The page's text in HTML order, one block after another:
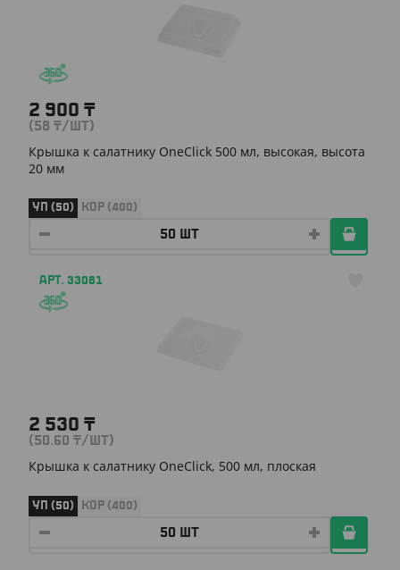
2 900 ₸
(58 ₸/ШТ)
Крышка к салатнику OneClick 500 мл, высокая, высота
20 мм
УП (50) КОР (400)
АРТ. 33081
2 530 ₸
(50.60 ₸/ШТ)
Крышка к салатнику OneClick, 500 мл, плоская
УП (50) КОР (400)